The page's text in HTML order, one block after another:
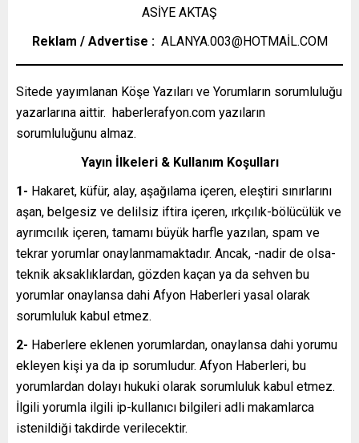
ASİYE AKTAŞ
Reklam / Advertise : ALANYA.003@HOTMAİL.COM
Sitede yayımlanan Köşe Yazıları ve Yorumların sorumluluğu
yazarlarına aittir. haberlerafyon.com yazıların
sorumluluğunu almaz.
Yayın İlkeleri & Kullanım Koşulları
1- Hakaret, küfür, alay, aşağılama içeren, eleştiri sınırlarını
aşan, belgesiz ve delilsiz iftira içeren, ırkçılık-bölücülük ve
ayrımcılık içeren, tamamı büyük harfle yazılan, spam ve
tekrar yorumlar onaylanmamaktadır. Ancak, -nadir de olsa-
teknik aksaklıklardan, gözden kaçan ya da sehven bu
yorumlar onaylansa dahi Afyon Haberleri yasal olarak
sorumluluk kabul etmez.
2- Haberlere eklenen yorumlardan, onaylansa dahi yorumu
ekleyen kişi ya da ip sorumludur. Afyon Haberleri, bu
yorumlardan dolayı hukuki olarak sorumluluk kabul etmez.
İlgili yorumla ilgili ip-kullanıcı bilgileri adli makamlarca
istenildiği takdirde verilecektir.